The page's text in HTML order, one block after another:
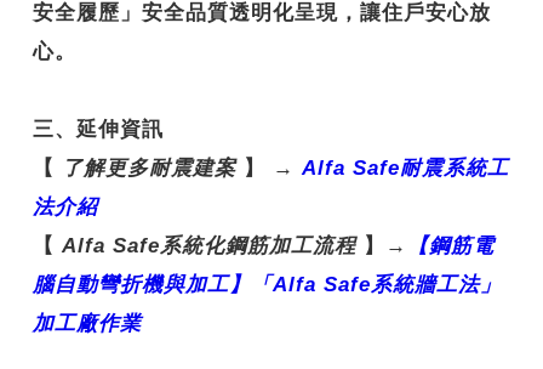
安全履歷」安全品質透明化呈現，讓住戶安心放
心。
三、延伸資訊
【
了解更多耐震建案 】 →Alfa Safe耐震系統工
法介紹
【 Alfa Safe系統化鋼筋加工流程 】 → 【鋼筋電
腦自動彎折機與加工】「Alfa Safe系統牆工法」
加工廠作業